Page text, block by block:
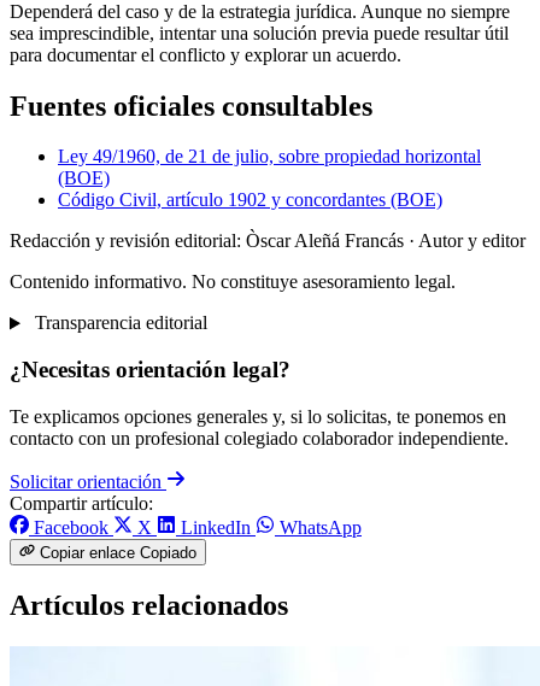
Dependerá del caso y de la estrategia jurídica. Aunque no siempre
sea imprescindible, intentar una solución previa puede resultar útil
para documentar el conflicto y explorar un acuerdo.
Fuentes oficiales consultables
Ley 49/1960, de 21 de julio, sobre propiedad horizontal
(BOE)
Código Civil, artículo 1902 y concordantes (BOE)
Redacción y revisión editorial: Òscar Aleñá Francás · Autor y editor
Contenido informativo. No constituye asesoramiento legal.
Transparencia editorial
¿Necesitas orientación legal?
Te explicamos opciones generales y, si lo solicitas, te ponemos en
contacto con un profesional colegiado colaborador independiente.
Solicitar orientación
Compartir artículo:
Facebook
X LinkedIn WhatsApp
Copiar enlace Copiado
Artículos relacionados